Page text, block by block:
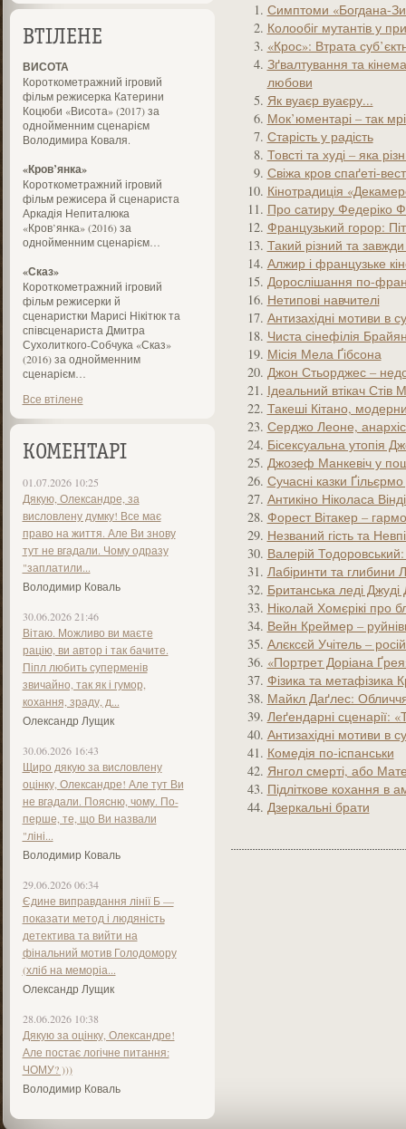
ВТІЛЕНЕ
ВИСОТА
Короткометражний ігровий
фільм режисерка Катерини
Коцюби «Висота» (2017) за
однойменним сценарієм
Володимира Коваля.
«Кров’янка»
Короткометражний ігровий
фільм режисера й сценариста
Аркадія Непиталюка
«Кров’янка» (2016) за
однойменним сценарієм…
«Сказ»
Короткометражний ігровий
фільм режисерки й
сценаристки Марисі Нікітюк та
співсценариста Дмитра
Сухолиткого-Собчука «Сказ»
(2016) за однойменним
сценарієм…
Все втілене
КОМЕНТАРІ
01.07.2026 10:25
Дякую, Олександре, за
висловлену думку! Все має
право на життя. Але Ви знову
тут не вгадали. Чому одразу
"заплатили...
Володимир Коваль
30.06.2026 21:46
Вітаю. Можливо ви маєте
рацію, ви автор і так бачите.
Піпл любить суперменів
звичайно, так як і гумор,
кохання, зраду, д...
Олександр Лущик
30.06.2026 16:43
Щиро дякую за висловлену
оцінку, Олександре! Але тут Ви
не вгадали. Поясню, чому. По-
перше, те, що Ви назвали
"ліні...
Володимир Коваль
29.06.2026 06:34
Єдине виправдання лінії Б —
показати метод і людяність
детектива та вийти на
фінальний мотив Голодомору
(хліб на меморіа...
Олександр Лущик
28.06.2026 10:38
Дякую за оцінку, Олександре!
Але постає логічне питання:
ЧОМУ? )))
Володимир Коваль
Симптоми «Богдана-
Колообіг мутантів у
«Крос»: Втрата
Зґвалтування та
любови
Як вуаєр вуаєру...
Мок’юментарі – так
Старість у радість
Товсті та худі – яка
Свіжа кров спаґеті-
Кінотрадиція
Про сатиру Федеріко
Французький горор:
Такий різний та
Алжир і французьке
Дорослішання по-
Нетипові навчителі
Антизахідні мотиви в
Чиста сінефілія
Місія Мела Ґібсона
Джон Стьорджес –
Ідеальний втікач Стів
Такеші Кітано,
Серджо Леоне,
Бісексуальна утопія
Джозеф Манкевіч у
Сучасні казки
Антикіно Ніколаса
Форест Вітакер –
Незваний гість та
Валерій
Лабіринти та глибини
Британська леді Джуді
Ніколай Хомєрікі про
Вейн Креймер –
Алєксєй Учітель –
«Портрет Доріана
Фізика та метафізика
Майкл Даґлес:
Леґендарні сценарії:
Антизахідні мотиви в
Комедія по-іспанськи
Янгол смерті, або
Підліткове кохання в
Дзеркальні брати